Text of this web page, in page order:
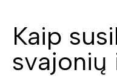
Kaip
svajonių